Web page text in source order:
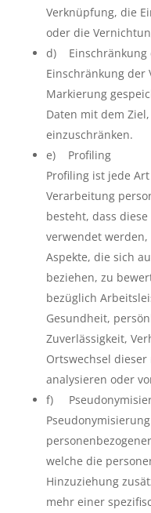
Verknüpfung, die
oder die
d) Einschränkung
Einschränkung der
Markierung
Daten mit dem
einzuschränken.
e) Profiling
Profiling ist jede
Verarbeitung
besteht, dass
verwendet
Aspekte, die sich
beziehen, zu
bezüglich
Gesundheit,
Zuverlässigkeit,
Ortswechsel
analysieren oder
f)
welche die
Hinzuziehung
mehr einer